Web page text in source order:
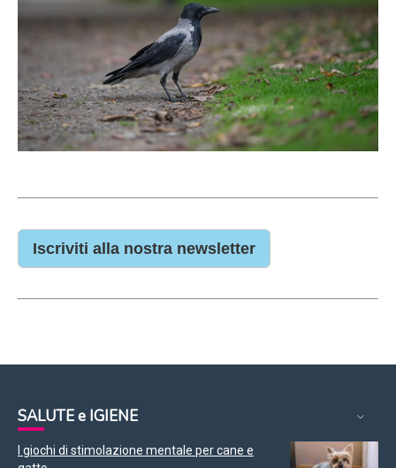
Iscriviti alla nostra newsletter
SALUTE e IGIENE
I giochi di stimolazione mentale per cane e